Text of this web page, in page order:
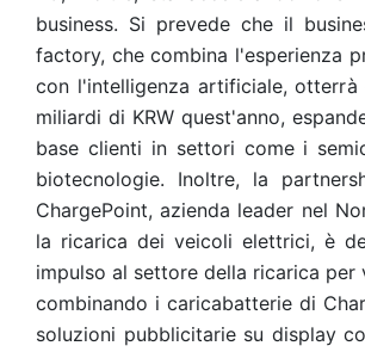
business. Si prevede che il
factory, che combina l'esperienza
con l'intelligenza artificiale,
miliardi di KRW quest'anno,
base clienti in settori come i
biotecnologie. Inoltre, la
ChargePoint, azienda leader nel
la ricarica dei veicoli elettrici, è
impulso al settore della ricarica per
combinando i caricabatterie di
soluzioni pubblicitarie su display